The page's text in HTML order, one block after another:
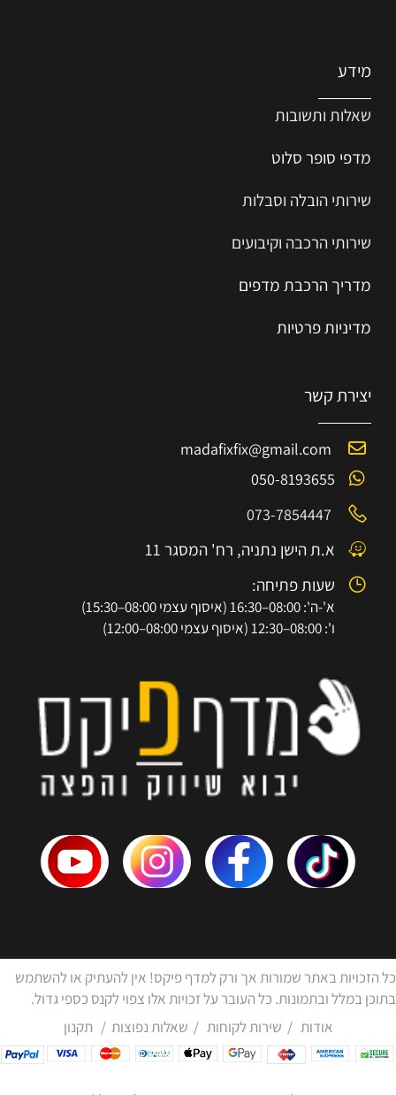
מידע
שאלות ותשובות
מדפי סופר סלוט
שירותי הובלה וסבלות
שירותי הרכבה וקיבועים
מדריך הרכבת מדפים
מדיניות פרטיות
יצירת קשר
madafixfix@gmail.com
050-8193655
073-7854447
א.ת הישן נתניה, רח' המסגר 11
שעות פתיחה:
א'-ה': 08:00–16:30 (איסוף עצמי 08:00–15:30)
ו': 08:00–12:30 (איסוף עצמי 08:00–12:00)
כל הזכויות באתר שמורות אך ורק למדף פיקס! אין להעתיק או להשתמש
בתוכן במלל ובתמונות. כל העובר על זכויות אלו צפוי לקנס כספי גדול.
אודות / שירות לקוחות / שאלות נפוצות / תקנון